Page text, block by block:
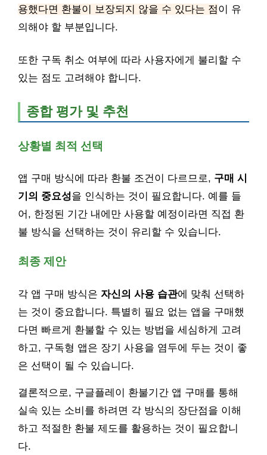
용했다면 환불이 보장되지 않을 수 있다는 점이 유
의해야 할 부분입니다.
또한 구독 취소 여부에 따라 사용자에게 불리할 수
있는 점도 고려해야 합니다.
종합 평가 및 추천
상황별 최적 선택
앱 구매 방식에 따라 환불 조건이 다르므로, 구매 시
기의 중요성을 인식하는 것이 필요합니다. 예를 들
어, 한정된 기간 내에만 사용할 예정이라면 직접 환
불 방식을 선택하는 것이 유리할 수 있습니다.
최종 제안
각 앱 구매 방식은 자신의 사용 습관에 맞춰 선택하
는 것이 중요합니다. 특별히 필요 없는 앱을 구매했
다면 빠르게 환불할 수 있는 방법을 세심하게 고려
하고, 구독형 앱은 장기 사용을 염두에 두는 것이 좋
은 선택이 될 수 있습니다.
결론적으로, 구글플레이 환불기간 앱 구매를 통해
실속 있는 소비를 하려면 각 방식의 장단점을 이해
하고 적절한 환불 제도를 활용하는 것이 필요합니
다.